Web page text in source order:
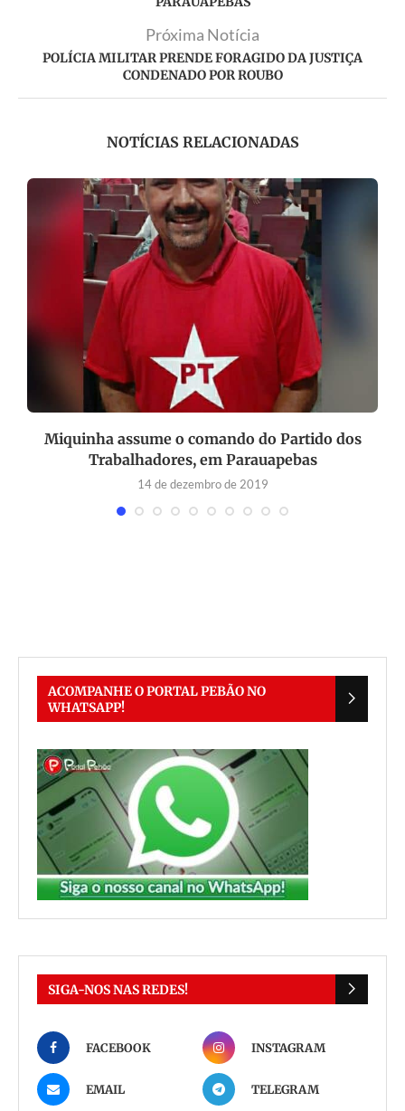
Próxima Notícia
POLÍCIA MILITAR PRENDE FORAGIDO DA JUSTIÇA
CONDENADO POR ROUBO
NOTÍCIAS RELACIONADAS
Miquinha assume o comando do Partido dos
Trabalhadores, em Parauapebas
14 de dezembro de 2019
ACOMPANHE O PORTAL PEBÃO NO
WHATSAPP!
SIGA-NOS NAS REDES!
FACEBOOK INSTAGRAM
EMAIL TELEGRAM